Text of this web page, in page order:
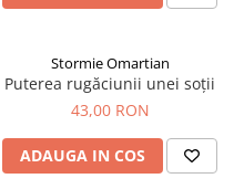
Stormie Omartian
Puterea rugăciunii unei soții
43,00 RON
ADAUGA IN COS